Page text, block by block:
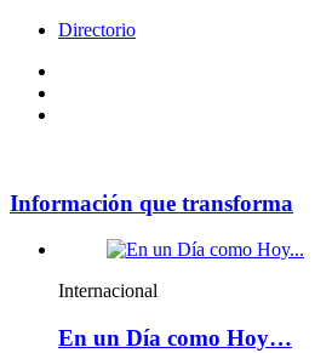
Directorio
Información que transforma
Internacional
En un Día como Hoy…